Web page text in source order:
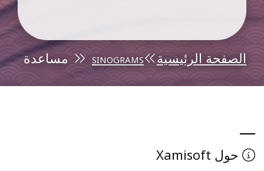
الصفحة الرئيسية sinograms مساعدة
حول Xamisoft